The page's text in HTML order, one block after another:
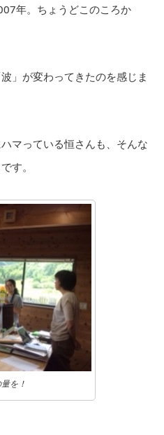
年。ちょうどこのころか
」が変わってきたのを感じま
マっている恒さんも、そんな
す。
を！